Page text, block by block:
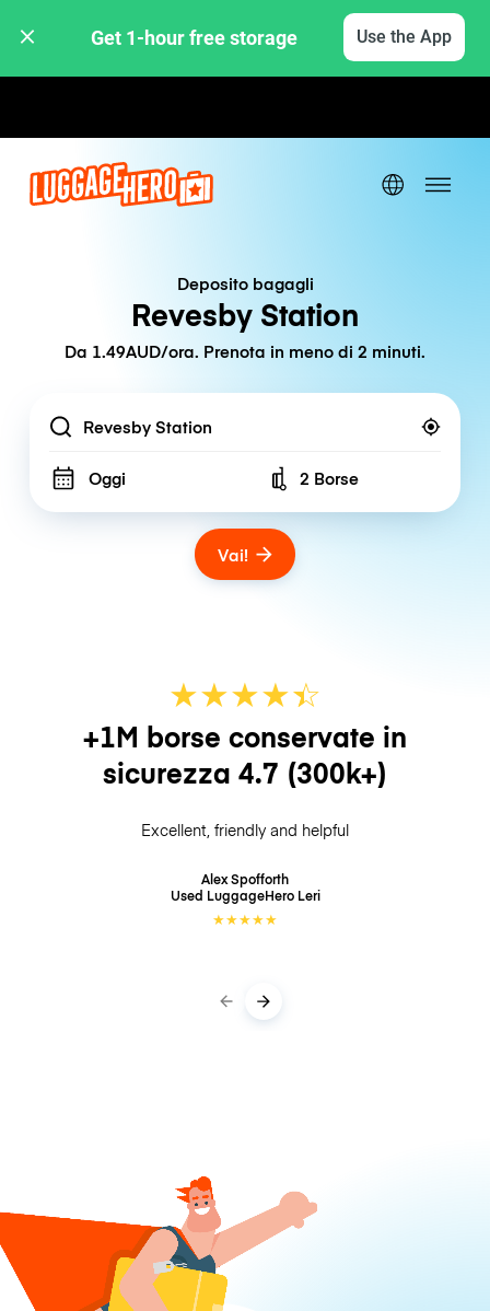
Get 1-hour free storage Use the App
Deposito bagagli
Revesby Station
Da 1.49AUD/ora. Prenota in meno di 2 minuti.
Location
Oggi Number of bags
2 Borse
Vai!
★★★★☆
★
+1M borse conservate in
sicurezza 4.7 (300k+)
Excellent, friendly and helpful
Alex Spofforth
Used LuggageHero Leri
★★★★★